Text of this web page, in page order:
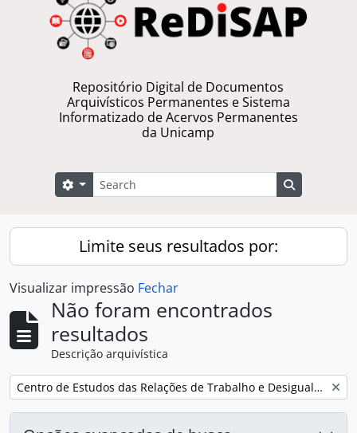
Repositório Digital de Documentos
Arquivísticos Permanentes e Sistema
Informatizado de Acervos Permanentes
da Unicamp
Buscar
Opções de busca
Limite seus resultados por:
Visualizar impressão Fechar
Não foram encontrados
resultados
Descrição arquivística
Remover filtro: Centro de Estudos das Relações de Trabalho e Desigualdades